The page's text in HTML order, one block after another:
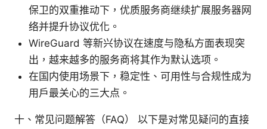
保卫的双重推动下，优质服务商继续扩展服务器网
络并提升协议优化。
WireGuard 等新兴协议在速度与隐私方面表现突
出，越来越多的服务商将其作为默认选项。
在国内使用场景下，稳定性、可用性与合规性成为
用户最关心的三大点。
十、常见问题解答（FAQ） 以下是对常见疑问的直接